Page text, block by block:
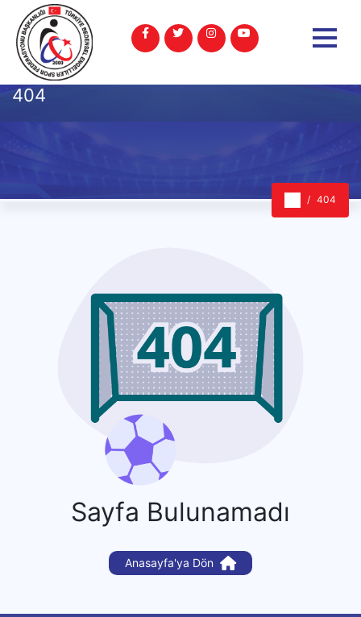
404
404
Sayfa Bulunamadı
Anasayfa'ya Dön